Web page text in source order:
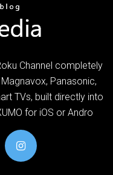
Channel completely
Panasonic,
TVs, built directly into
for iOS or Andro